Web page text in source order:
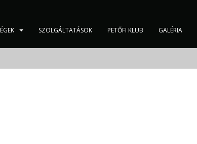
SZOLGÁLTATÁSOK PETŐFI KLUB GALÉRIA